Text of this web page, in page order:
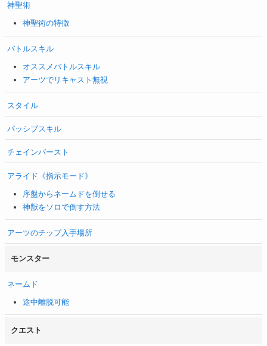
神聖術
神聖術の特徴
バトルスキル
オススメバトルスキル
アーツでリキャスト無視
スタイル
パッシブスキル
チェインバースト
アライド《指示モード》
序盤からネームドを倒せる
神獣をソロで倒す方法
アーツのチップ入手場所
モンスター
ネームド
途中離脱可能
クエスト